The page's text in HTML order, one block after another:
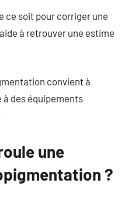
ce soit pour corriger une
à retrouver une estime
convient à
des équipements
une
?